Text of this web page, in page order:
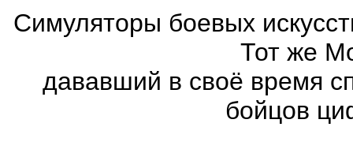
Симуляторы боевых
Тот же
дававший в своё время
бойцов